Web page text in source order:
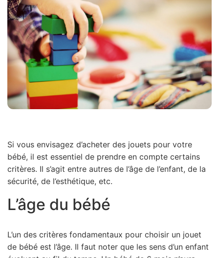
Si vous envisagez d’acheter des jouets pour votre
bébé, il est essentiel de prendre en compte certains
critères. Il s’agit entre autres de l’âge de l’enfant, de la
sécurité, de l’esthétique, etc.
L’âge du bébé
L’un des critères fondamentaux pour choisir un jouet
de bébé est l’âge. Il faut noter que les sens d’un enfant